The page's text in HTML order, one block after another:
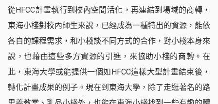
從HFCC計畫執行到校內空間活化，再連結到場域的商轉，
東海小棧對校內師生來說，已經成為一種特出的資源，能依
各自的課程需求，和小棧談不同方式的合作，對小棧本身來
說，也藉由這些多方資源的引進，來協助小棧的商轉。在
此，東海大學或能提供一個如HFCC這樣大型計畫結束後，
轉化計畫成果的例子。現在到東海大學，除了走逛著名的路